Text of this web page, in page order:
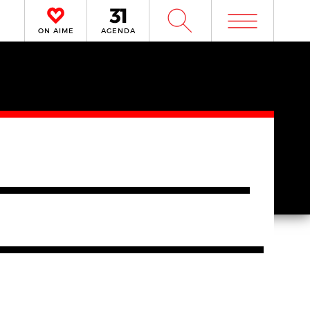
ON AIME AGENDA W m